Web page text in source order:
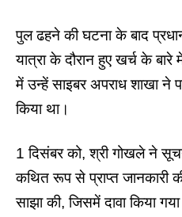
पुल ढहने की घटना के बाद
यात्रा के दौरान हुए खर्च के
में उन्हें साइबर अपराध शाखा ने
किया था।
1 दिसंबर को, श्री गोखले ने
कथित रूप से प्राप्त जानकारी
साझा की, जिसमें दावा किया